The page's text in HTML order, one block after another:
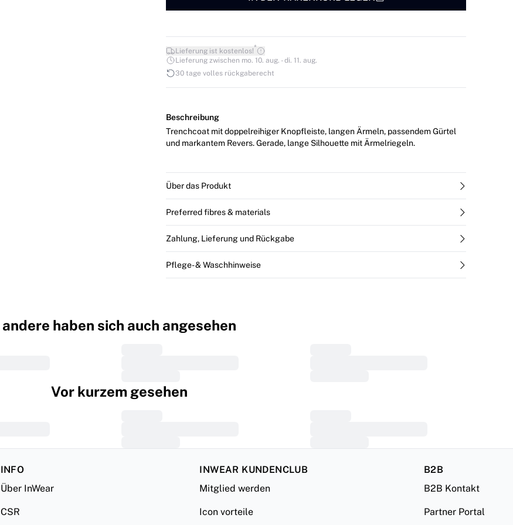
Lieferung ist kostenlos!*
Lieferung zwischen mo. 10. aug. - di. 11. aug.
30 tage volles rückgaberecht
Beschreibung
Trenchcoat mit doppelreihiger Knopfleiste, langen Ärmeln, passendem Gürtel
und markantem Revers. Gerade, lange Silhouette mit Ärmelriegeln.
Über das Produkt
Preferred fibres & materials
Zahlung, Lieferung und Rückgabe
Pflege- & Waschhinweise
andere haben sich auch angesehen
Vor kurzem gesehen
INFO
Über InWear
CSR
INWEAR KUNDENCLUB
Mitglied werden
Icon vorteile
B2B
B2B Kontakt
Partner Portal